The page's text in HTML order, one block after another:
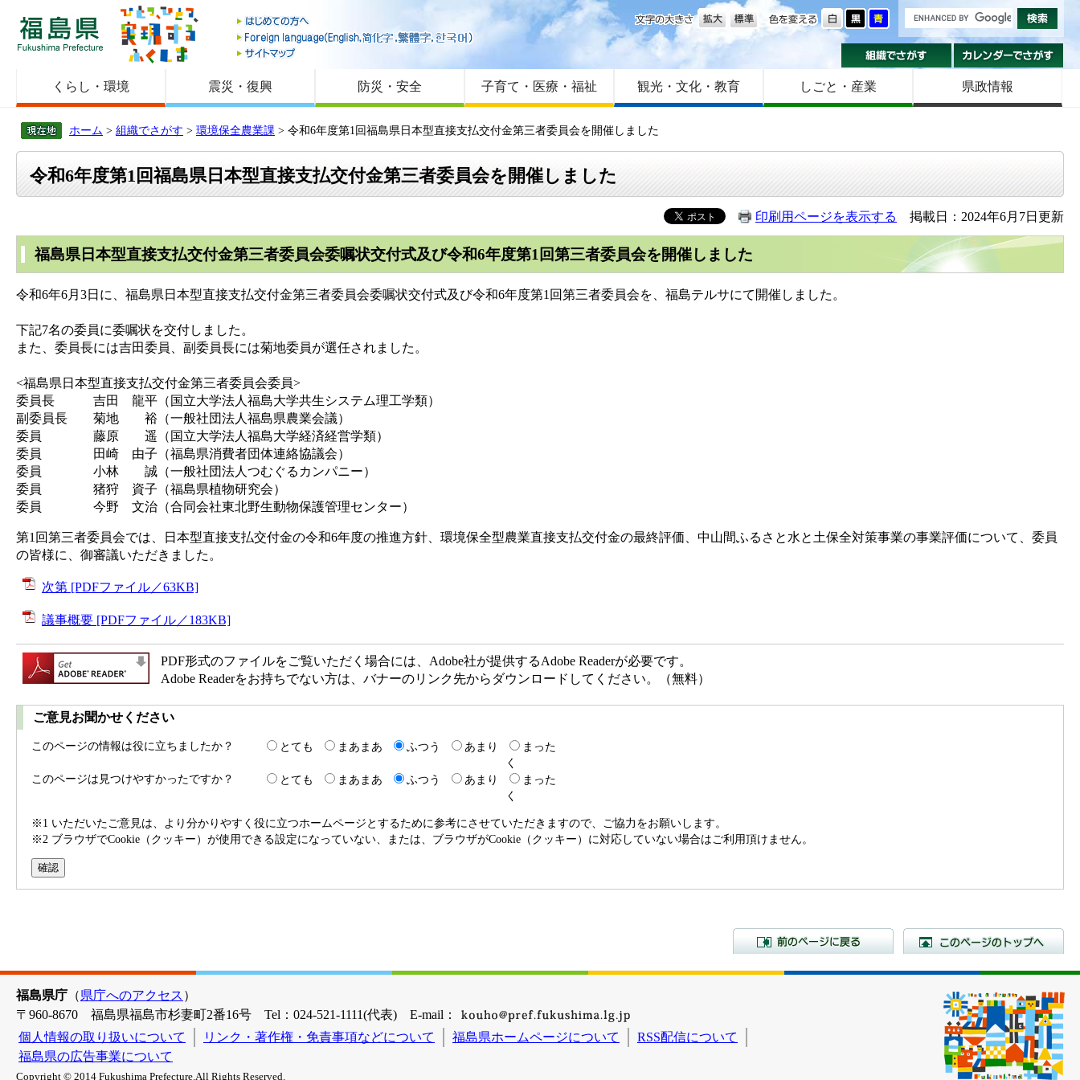
福島県
はじめての方へ
Foreign language
サイトマップ
色を変える
文字の大きさ
組織でさがす
くらし・環境 震災・復興 防災・安全 子育て・医療・福祉 観光・文化・教育 しごと・産業 県政情報
ホーム > 組織でさがす > 環境保全農業課 > 令和6年度第1回福島県日本型直接支払交付金第三者委員会を開催しました
令和6年度第1回福島県日本型直接支払交付金第三者委員会を開催しました
印刷用ページを表示する 掲載日：2024年6月7日更新
福島県日本型直接支払交付金第三者委員会委嘱状交付式及び令和6年度第1回第三者委員会を開催しました
令和6年6月3日に、福島県日本型直接支払交付金第三者委員会委嘱状交付式及び令和6年度第1回第三者委員会を、福島テルサにて開催しました。
下記7名の委員に委嘱状を交付しました。
また、委員長には吉田委員、副委員長には菊地委員が選任されました。
<福島県日本型直接支払交付金第三者委員会委員>
委員長 吉田 龍平（国立大学法人福島大学共生システム理工学類）
副委員長 菊地 裕（一般社団法人福島県農業会議）
委員 藤原 遥（国立大学法人福島大学経済経営学類）
委員 田崎 由子（福島県消費者団体連絡協議会）
委員 小林 誠（一般社団法人つむぐるカンパニー）
委員 猪狩 資子（福島県植物研究会）
委員 今野 文治（合同会社東北野生動物保護管理センター）
第1回第三者委員会では、日本型直接支払交付金の令和6年度の推進方針、環境保全型農業直接支払交付金の最終評価、中山間ふるさと水と土保全対策事業の事業評価について、委員
の皆様に、御審議いただきました。
次第 [PDFファイル／63KB]
議事概要 [PDFファイル／183KB]
PDF形式のファイルをご覧いただく場合には、Adobe社が提供するAdobe Readerが必要です。
Adobe Readerをお持ちでない方は、バナーのリンク先からダウンロードしてください。（無料）
ご意見お聞かせください
このページの情報は役に立ちましたか？ とても まあまあ ふつう あまり
まった
く
このページは見つけやすかったですか？
とても まあまあ ふつう あまり
まった
く
※1 いただいたご意見は、より分かりやすく役に立つホームページとするために参考にさせていただきますので、ご協力をお願いします。
※2 ブラウザでCookie（クッキー）が使用できる設定になっていない、または、ブラウザがCookie（クッキー）に対応していない場合はご利用頂けません。
前のページに戻る
福島県庁 （県庁へのアクセス ）
〒960-8670 福島県福島市杉妻町2番16号 Tel：024-521-1111(代表) E-mail：
個人情報の取り扱いについて
リンク・著作権・免責事項などについて 福島県ホームページについて
RSS配信について
福島県の広告事業について
Copyright © 2014 Fukushima Prefecture.All Rights Reserved.